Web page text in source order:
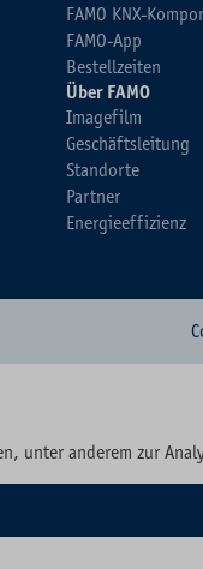
FAMO KNX-
FAMO-App
Bestellzeiten
Über FAMO
Imagefilm
Geschäftsleitung
Standorte
Partner
Energieeffizienz
unter anderem zur